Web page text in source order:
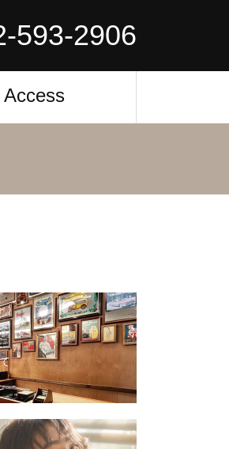
593-2906
Access